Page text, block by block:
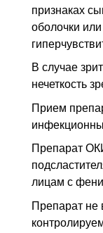
признаках
оболочки
В случае
нечеткость
Прием
Препарат
лицам с
Препарат не